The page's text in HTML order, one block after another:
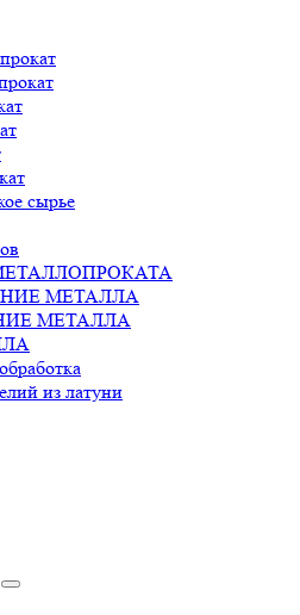
сырье
МЕТАЛЛА
МЕТАЛЛА
из латуни